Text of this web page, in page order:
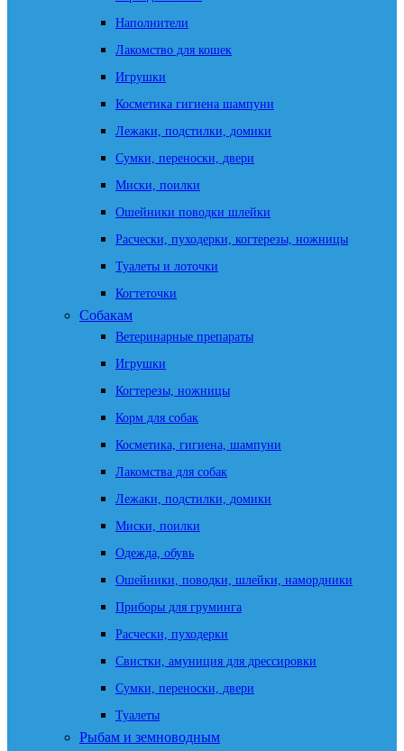
Наполнители
Лакомство для кошек
Игрушки
Косметика гигиена шампуни
Лежаки, подстилки, домики
Сумки, переноски, двери
Миски, поилки
Ошейники поводки шлейки
Расчески, пуходерки, когтерезы, ножницы
Туалеты и лоточки
Когтеточки
Собакам
Ветеринарные препараты
Игрушки
Когтерезы, ножницы
Корм для собак
Косметика, гигиена, шампуни
Лакомства для собак
Лежаки, подстилки, домики
Миски, поилки
Одежда, обувь
Ошейники, поводки, шлейки, намордники
Приборы для груминга
Расчески, пуходерки
Свистки, амуниция для дрессировки
Сумки, переноски, двери
Туалеты
Рыбам и земноводным